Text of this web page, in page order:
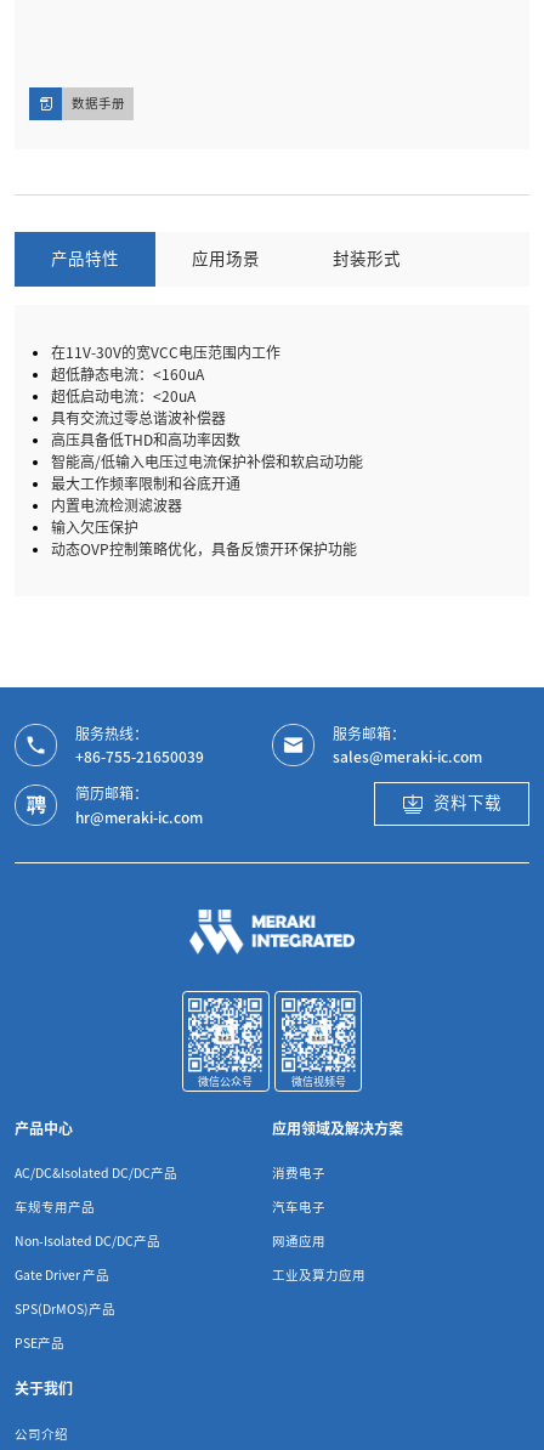
数据手册
产品特性 应用场景 封装形式
在11V-30V的宽VCC电压范围内工作
超低静态电流：<160uA
超低启动电流：<20uA
具有交流过零总谐波补偿器
高压具备低THD和高功率因数
智能高/低输入电压过电流保护补偿和软启动功能
最大工作频率限制和谷底开通
内置电流检测滤波器
输入欠压保护
动态OVP控制策略优化，具备反馈开环保护功能
服务热线：
+86-755-21650039
服务邮箱：
sales@meraki-ic.com
简历邮箱：
hr@meraki-ic.com
资料下载
微信公众号 微信视频号
产品中心
AC/DC&Isolated DC/DC产品
车规专用产品
Non-Isolated DC/DC产品
Gate Driver 产品
SPS(DrMOS)产品
PSE产品
应用领域及解决方案
消费电子
汽车电子
网通应用
工业及算力应用
关于我们
公司介绍